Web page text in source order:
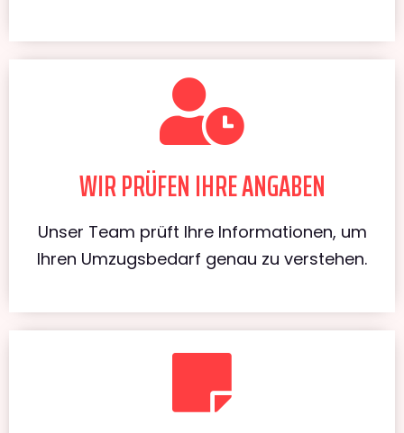
WIR PRÜFEN IHRE ANGABEN
Unser Team prüft Ihre Informationen, um
Ihren Umzugsbedarf genau zu verstehen.